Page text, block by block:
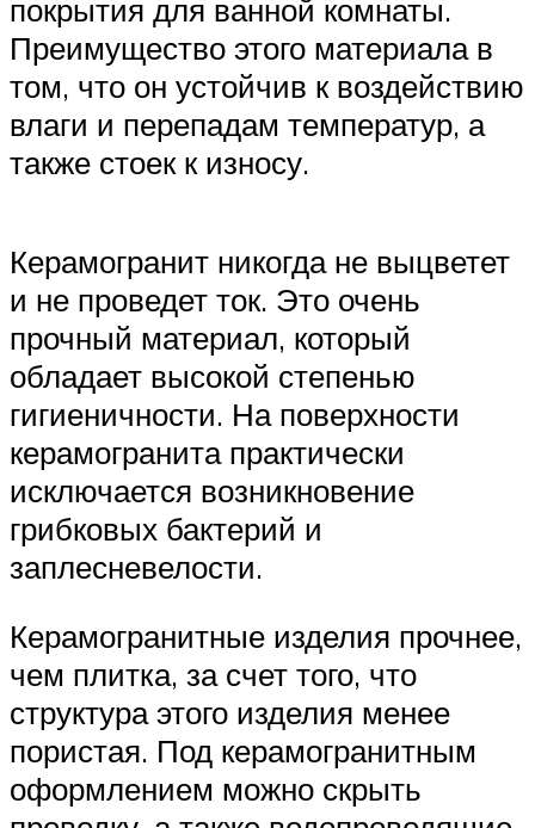
покрытия для ванной комнаты.
Преимущество этого материала в
том, что он устойчив к воздействию
влаги и перепадам температур, а
также стоек к износу.
Керамогранит никогда не выцветет
и не проведет ток. Это очень
прочный материал, который
обладает высокой степенью
гигиеничности. На поверхности
керамогранита практически
исключается возникновение
грибковых бактерий и
заплесневелости.
Керамогранитные изделия прочнее,
чем плитка, за счет того, что
структура этого изделия менее
пористая. Под керамогранитным
оформлением можно скрыть